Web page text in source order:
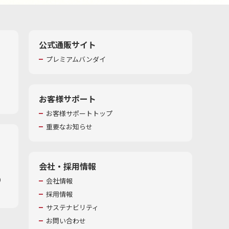
公式通販サイト
プレミアムバンダイ
お客様サポート
お客様サポートトップ
重要なお知らせ
会社・採用情報
会社情報
採用情報
サステナビリティ
お問い合わせ